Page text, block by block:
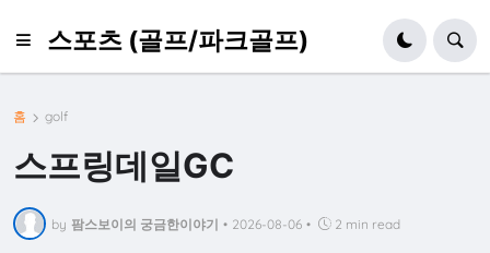
스포츠 (골프/파크골프)
홈 golf
스프링데일GC
by 팜스보이의 궁금한이야기 • 2026-08-06 • 2 min read